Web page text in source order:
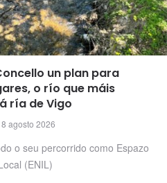
un plan para
o río que máis
ría de Vigo
Posted
8 agosto 2026
o seu percorrido como Espazo
(ENIL)